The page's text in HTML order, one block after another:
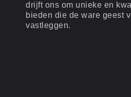
drijft ons om unieke en
bieden die de ware geest
vastleggen.